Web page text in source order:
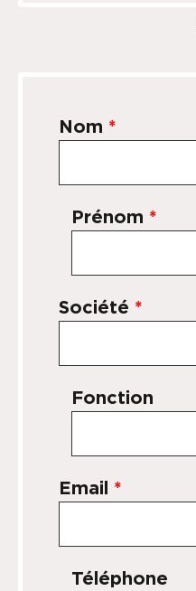
Nom *
Prénom *
Société *
Fonction
Email *
Téléphone